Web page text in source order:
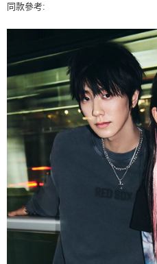
同款參考: